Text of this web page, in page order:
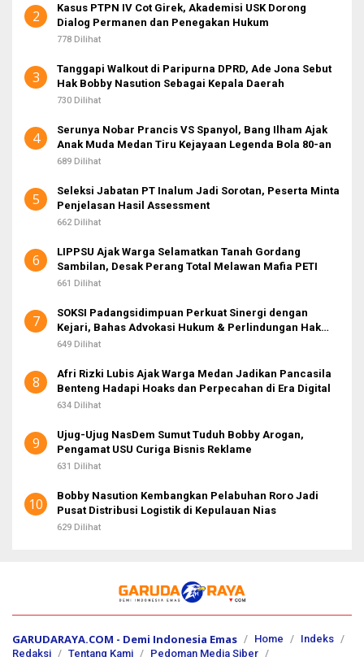
2
Kasus PTPN IV Cot Girek, Akademisi USK Dorong
Dialog Permanen dan Penegakan Hukum
778 Dilihat
3
Tanggapi Walkout di Paripurna DPRD, Ade Jona Sebut
Hak Bobby Nasution Sebagai Kepala Daerah
730 Dilihat
4
Serunya Nobar Prancis VS Spanyol, Bang Ilham Ajak
Anak Muda Medan Tiru Kejayaan Legenda Bola 80-an
689 Dilihat
5
Seleksi Jabatan PT Inalum Jadi Sorotan, Peserta Minta
Penjelasan Hasil Assessment
662 Dilihat
6
LIPPSU Ajak Warga Selamatkan Tanah Gordang
Sambilan, Desak Perang Total Melawan Mafia PETI
661 Dilihat
7
SOKSI Padangsidimpuan Perkuat Sinergi dengan
Kejari, Bahas Advokasi Hukum & Perlindungan Hak
Masyarakat
649 Dilihat
8
Afri Rizki Lubis Ajak Warga Medan Jadikan Pancasila
Benteng Hadapi Hoaks dan Perpecahan di Era Digital
634 Dilihat
9
Ujug-Ujug NasDem Sumut Tuduh Bobby Arogan,
Pengamat USU Curiga Bisnis Reklame
631 Dilihat
10
Bobby Nasution Kembangkan Pelabuhan Roro Jadi
Pusat Distribusi Logistik di Kepulauan Nias
629 Dilihat
GARUDARAYA.COM - Demi Indonesia Emas Home
Indeks
Redaksi
Tentang Kami Pedoman Media Siber